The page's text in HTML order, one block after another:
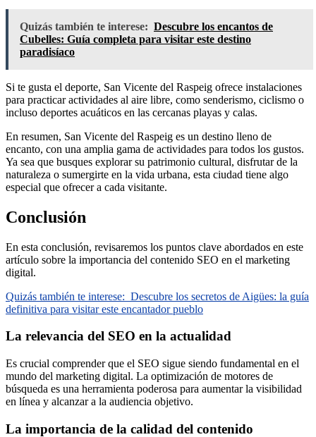
Quizás también te interese: Descubre los encantos de
Cubelles: Guía completa para visitar este destino
paradisíaco
Si te gusta el deporte, San Vicente del Raspeig ofrece instalaciones
para practicar actividades al aire libre, como senderismo, ciclismo o
incluso deportes acuáticos en las cercanas playas y calas.
En resumen, San Vicente del Raspeig es un destino lleno de
encanto, con una amplia gama de actividades para todos los gustos.
Ya sea que busques explorar su patrimonio cultural, disfrutar de la
naturaleza o sumergirte en la vida urbana, esta ciudad tiene algo
especial que ofrecer a cada visitante.
Conclusión
En esta conclusión, revisaremos los puntos clave abordados en este
artículo sobre la importancia del contenido SEO en el marketing
digital.
Quizás también te interese: Descubre los secretos de Aigües: la guía
definitiva para visitar este encantador pueblo
La relevancia del SEO en la actualidad
Es crucial comprender que el SEO sigue siendo fundamental en el
mundo del marketing digital. La optimización de motores de
búsqueda es una herramienta poderosa para aumentar la visibilidad
en línea y alcanzar a la audiencia objetivo.
La importancia de la calidad del contenido